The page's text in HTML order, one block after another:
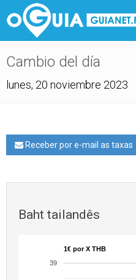
Cambio del día
lunes, 20 noviembre 2023
Receber por e-mail as taxas
Baht tailandês
1€ por X THB
39